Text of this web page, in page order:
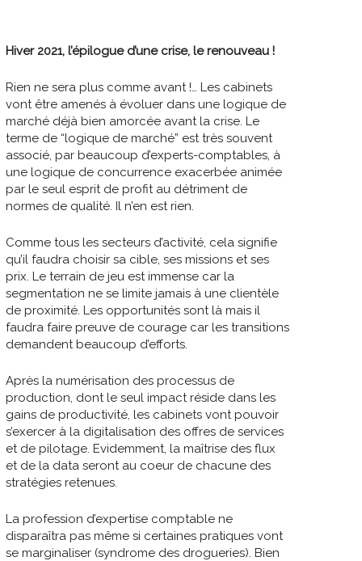
Hiver 2021, l’épilogue d’une crise, le renouveau !
Rien ne sera plus comme avant !… Les cabinets
vont être amenés à évoluer dans une logique de
marché déjà bien amorcée avant la crise. Le
terme de “logique de marché” est très souvent
associé, par beaucoup d’experts-comptables, à
une logique de concurrence exacerbée animée
par le seul esprit de profit au détriment de
normes de qualité. Il n’en est rien.
Comme tous les secteurs d’activité, cela signifie
qu’il faudra choisir sa cible, ses missions et ses
prix. Le terrain de jeu est immense car la
segmentation ne se limite jamais à une clientèle
de proximité. Les opportunités sont là mais il
faudra faire preuve de courage car les transitions
demandent beaucoup d’efforts.
Après la numérisation des processus de
production, dont le seul impact réside dans les
gains de productivité, les cabinets vont pouvoir
s’exercer à la digitalisation des offres de services
et de pilotage. Evidemment, la maîtrise des flux
et de la data seront au coeur de chacune des
stratégies retenues.
La profession d’expertise comptable ne
disparaîtra pas même si certaines pratiques vont
se marginaliser (syndrome des drogueries). Bien